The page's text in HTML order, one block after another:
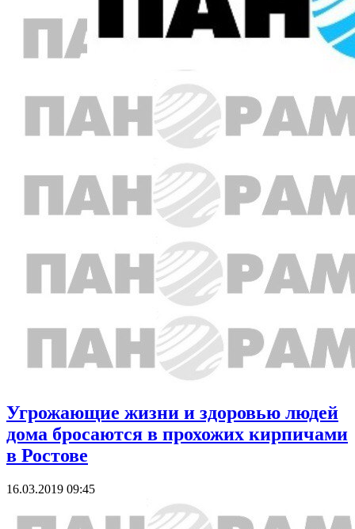
Угрожающие жизни и здоровью людей
дома бросаются в прохожих кирпичами
в Ростове
16.03.2019 09:45